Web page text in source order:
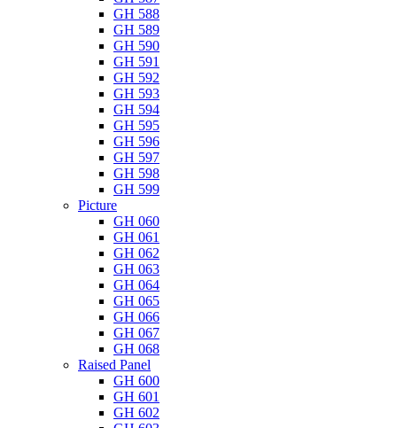
GH 588
GH 589
GH 590
GH 591
GH 592
GH 593
GH 594
GH 595
GH 596
GH 597
GH 598
GH 599
Picture
GH 060
GH 061
GH 062
GH 063
GH 064
GH 065
GH 066
GH 067
GH 068
Raised Panel
GH 600
GH 601
GH 602